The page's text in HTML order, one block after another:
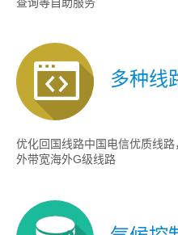
查询等自助服务
多种线
优化回国线路中国电信优质线
外带宽海外G级线路